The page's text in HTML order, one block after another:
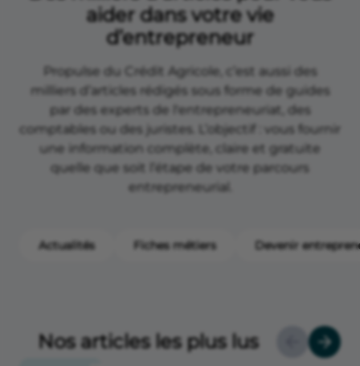
aider dans votre vie
d’entrepreneur
Propulse du Crédit Agricole, c’est aussi des
milliers d’articles rédigés sous forme de guides
par des experts de l'entrepreneuriat, des
comptables ou des juristes. L’objectif : vous fournir
une information complète, claire et gratuite
quelle que soit l’étape de votre parcours
entrepreneurial.
Actualités Fiches métiers Devenir
Nos articles les plus lus